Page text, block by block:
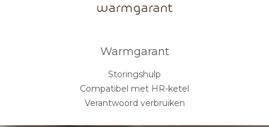
Warmgarant
Storingshulp
Compatibel met HR-ketel
Verantwoord verbruiken